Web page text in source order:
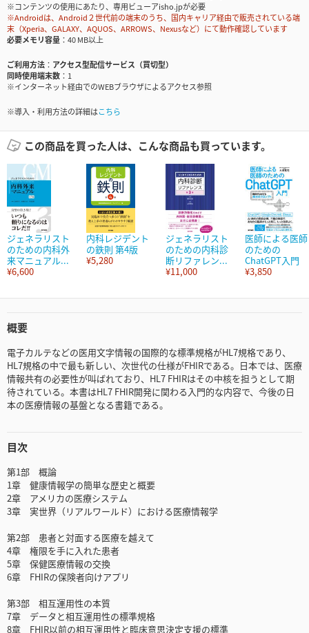
※コンテンツの使用にあたり、専用ビューアisho.jpが必要
※Androidは、Android２世代前の端末のうち、国内キャリア経由で販売されている端
末（Xperia、GALAXY、AQUOS、ARROWS、Nexusなど）にて動作確認しています
必要メモリ容量
40 MB以上
ご利用方法
アクセス型配信サービス（買切型）
同時使用端末数
1
※インターネット経由でのWEBブラウザによるアクセス参照
※導入・利用方法の詳細はこちら
この商品を買った人は、こんな商品も買っています。
ジェネラリスト
のための内科外
来マニュアル...
¥6,600
内科レジデント
の鉄則 第4版
¥5,280
ジェネラリスト
のための内科診
断リファレン...
¥11,000
医師による医師
のための
ChatGPT入門
¥3,850
概要
電子カルテなどの医用文字情報の国際的な標準規格がHL7規格であり、
HL7規格の中で最も新しい、次世代の仕様がFHIRである。日本では、医療
情報共有の必要性が叫ばれており、HL7 FHIRはその中核を担うとして期
待されている。本書はHL7 FHIR開発に関わる入門的な内容で、今後の日
本の医療情報の基盤となる書籍である。
目次
第1部 概論
1章 健康情報学の簡単な歴史と概要
2章 アメリカの医療システム
3章 実世界（リアルワールド）における医療情報学
第2部 患者と対面する医療を越えて
4章 権限を手に入れた患者
5章 保健医療情報の交換
6章 FHIRの保険者向けアプリ
第3部 相互運用性の本質
7章 データと相互運用性の標準規格
8章 FHIR以前の相互運用性と臨床意思決定支援の標準